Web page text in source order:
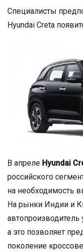
Специалисты
Hyundai Creta
В апреле Hyundai
российского
на необходимость
На рынки Индии и
а это позволяет
поколение